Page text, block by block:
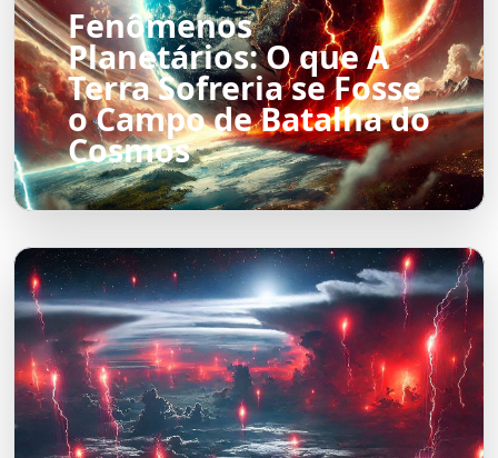
Fenômenos
Planetários: O que A
Terra Sofreria se Fosse
o Campo de Batalha do
Cosmos